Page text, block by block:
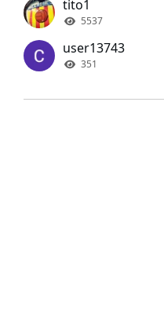
tito1
5537
user13743
351